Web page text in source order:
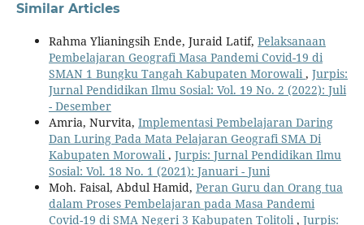
Similar Articles
Rahma Ylianingsih Ende, Juraid Latif, Pelaksanaan
Pembelajaran Geografi Masa Pandemi Covid-19 di
SMAN 1 Bungku Tangah Kabupaten Morowali, Jurpis:
Jurnal Pendidikan Ilmu Sosial: Vol. 19 No. 2 (2022): Juli
- Desember
Amria, Nurvita, Implementasi Pembelajaran Daring
Dan Luring Pada Mata Pelajaran Geografi SMA Di
Kabupaten Morowali, Jurpis: Jurnal Pendidikan Ilmu
Sosial: Vol. 18 No. 1 (2021): Januari - Juni
Moh. Faisal, Abdul Hamid, Peran Guru dan Orang tua
dalam Proses Pembelajaran pada Masa Pandemi
Covid-19 di SMA Negeri 3 Kabupaten Tolitoli, Jurpis: